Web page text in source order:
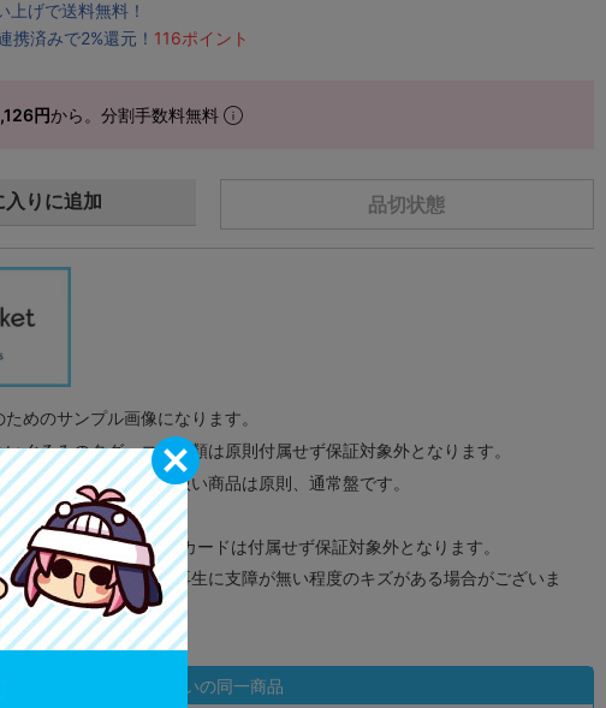
げで送料無料！
携済みで2%還元！ 116ポイント
円から。分割手数料無料
品切状態
入りに追加
めのサンプル画像になります。
ぐるみのタグ、コード類は原則付属せず保証対象外となります。
記載が無い限り取り扱い商品は原則、通常盤です。
証対象外となります。
カードなどのメモリーカードは付属せず保証対象外となります。
のキズに関しまして再生に支障が無い程度のキズがある場合がございま
ラ
状態違いの同一商品